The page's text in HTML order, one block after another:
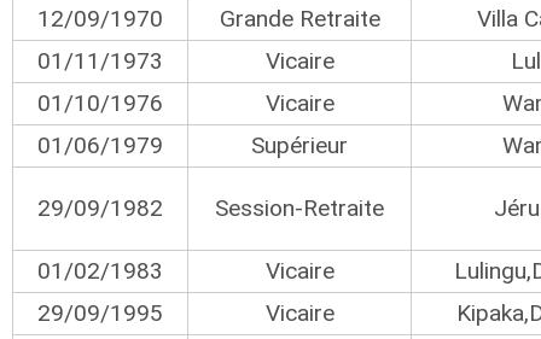
12/09/1970
Grande Retraite
Villa
01/11/1973
Vicaire
01/10/1976
Vicaire
01/06/1979
Supérieur
29/09/1982 Session-Retraite
01/02/1983 Vicaire
29/09/1995
Vicaire